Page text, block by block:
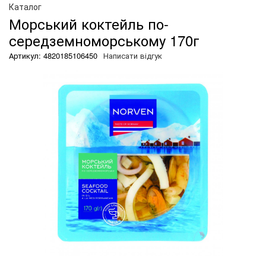
Каталог
Морський коктейль по-
середземноморському 170г
Артикул: 4820185106450 Написати відгук